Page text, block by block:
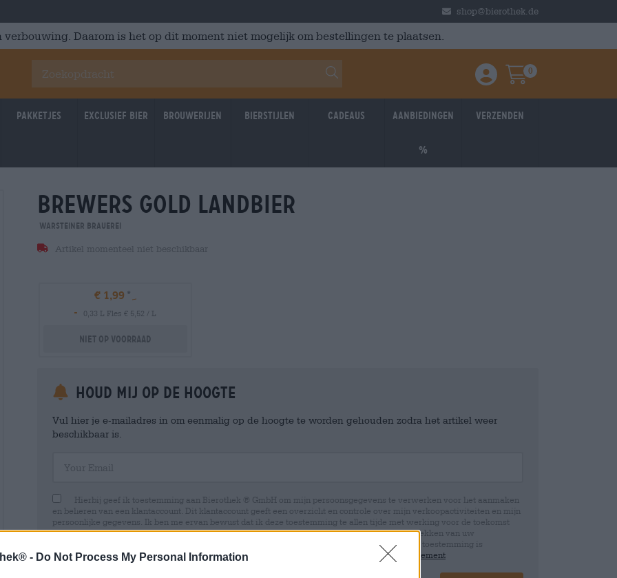
- Do Not Process My Personal Information
shop@bierothek.de
Daarom is het op dit moment niet mogelijk om bestellingen te plaatsen.
Einloggen / Anmelden
Warenkorb
0
Pakketjes Exclusief Bier Brouwerijen Bierstijlen Cadeaus Aanbiedingen
%
Verzenden
brewers gold landbier
Warsteiner Brauerei
Artikel momenteel niet beschikbaar
€ 1,99
-
0,33 L Fles € 5,52 / L
Niet op voorraad
Houd mij op de hoogte
Vul hier je e-mailadres in om eenmalig op de hoogte te worden gehouden zodra het artikel weer
beschikbaar is.
Hierbij geef ik toestemming aan Bierothek ® GmbH om mijn persoonsgegevens te verwerken voor het aanmaken
en beheren van een klantaccount. Dit klantaccount geeft een overzicht en controle over mijn verkoopactiviteiten en mijn
persoonlijke gegevens. Ik ben me ervan bewust dat ik deze toestemming te allen tijde met werking voor de toekomst
kan intrekken door een e-mail te sturen naar shop@bierothek.de. Wij informeren u dat het intrekken van uw
toestemming geen invloed heeft op de rechtmatigheid van de verwerking die op basis van uw toestemming is
uitgevoerd tot het moment van intrekking. Meer informatie vindt u in onze
data protection statement